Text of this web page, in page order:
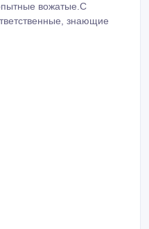
вожатые.С
знающие